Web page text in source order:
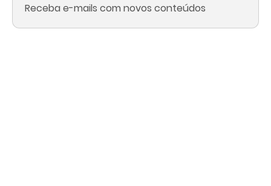
Receba e-mails com novos conteúdos